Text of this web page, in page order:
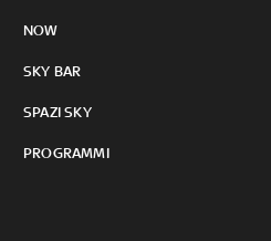
NOW
SKY BAR
SPAZI SKY
PROGRAMMI